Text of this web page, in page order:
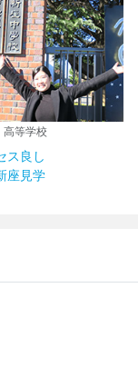
高等学校
ス良し
座見学